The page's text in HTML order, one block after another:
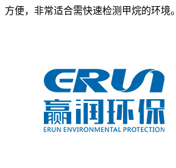
方便，非常适合需快速检测甲烷的环境。